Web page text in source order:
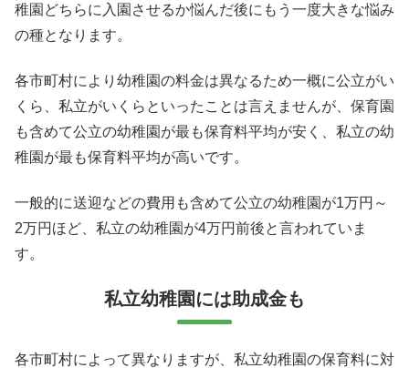
稚園どちらに入園させるか悩んだ後にもう一度大きな悩み
の種となります。
各市町村により幼稚園の料金は異なるため一概に公立がい
くら、私立がいくらといったことは言えませんが、保育園
も含めて公立の幼稚園が最も保育料平均が安く、私立の幼
稚園が最も保育料平均が高いです。
一般的に送迎などの費用も含めて公立の幼稚園が1万円～
2万円ほど、私立の幼稚園が4万円前後と言われていま
す。
私立幼稚園には助成金も
各市町村によって異なりますが、私立幼稚園の保育料に対